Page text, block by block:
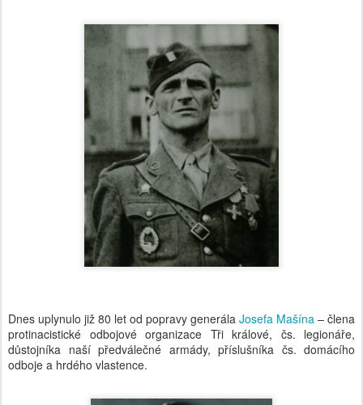
Dnes uplynulo již 80 let od popravy generála Josefa Mašína – člena
protinacistické odbojové organizace Tři králové, čs. legionáře,
důstojníka naší předválečné armády, příslušníka čs. domácího
odboje a hrdého vlastence.